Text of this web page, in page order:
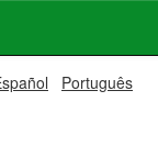
Português